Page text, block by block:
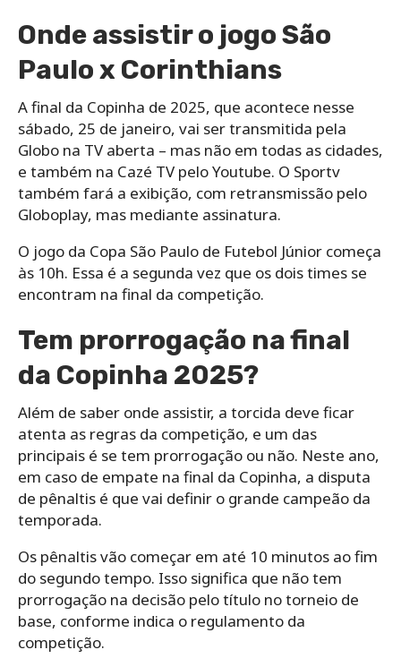
Onde assistir o jogo São
Paulo x Corinthians
A final da Copinha de 2025, que acontece nesse
sábado, 25 de janeiro, vai ser transmitida pela
Globo na TV aberta – mas não em todas as cidades,
e também na Cazé TV pelo Youtube. O Sportv
também fará a exibição, com retransmissão pelo
Globoplay, mas mediante assinatura.
O jogo da Copa São Paulo de Futebol Júnior começa
às 10h. Essa é a segunda vez que os dois times se
encontram na final da competição.
Tem prorrogação na final
da Copinha 2025?
Além de saber onde assistir, a torcida deve ficar
atenta as regras da competição, e um das
principais é se tem prorrogação ou não. Neste ano,
em caso de empate na final da Copinha, a disputa
de pênaltis é que vai definir o grande campeão da
temporada.
Os pênaltis vão começar em até 10 minutos ao fim
do segundo tempo. Isso significa que não tem
prorrogação na decisão pelo título no torneio de
base, conforme indica o regulamento da
competição.